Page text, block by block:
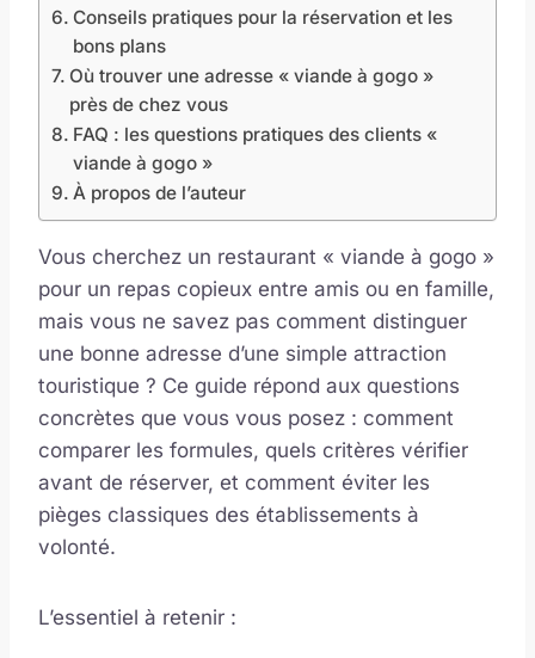
Conseils pratiques pour la réservation et les
bons plans
Où trouver une adresse « viande à gogo »
près de chez vous
FAQ : les questions pratiques des clients «
viande à gogo »
À propos de l’auteur
Vous cherchez un restaurant « viande à gogo »
pour un repas copieux entre amis ou en famille,
mais vous ne savez pas comment distinguer
une bonne adresse d’une simple attraction
touristique ? Ce guide répond aux questions
concrètes que vous vous posez : comment
comparer les formules, quels critères vérifier
avant de réserver, et comment éviter les
pièges classiques des établissements à
volonté.
L’essentiel à retenir :